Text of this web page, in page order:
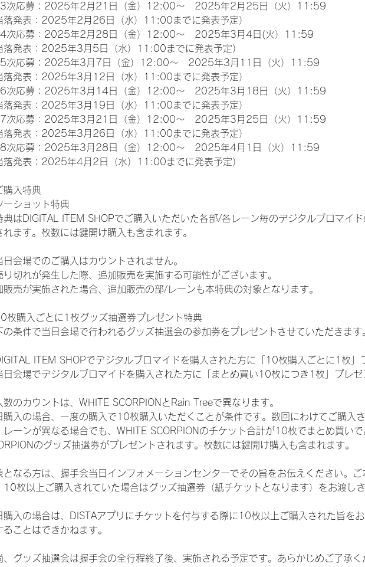
次応募：2025年2月21日（金）12:00～　2025年2月25日（火）11:59
落発表：2025年2月26日（水）11:00までに発表予定）
次応募：2025年2月28日（金）12:00～　2025年3月4日(火）11:59
落発表：2025年3月5日（水）11:00までに発表予定）
次応募：2025年3月7日（金）12:00～　2025年3月11日（火）11:59
落発表：2025年3月12日（水）11:00までに発表予定）
次応募：2025年3月14日（金）12:00～　2025年3月18日（火）11:59
落発表：2025年3月19日（水）11:00までに発表予定）
次応募：2025年3月21日（金）12:00～　2025年3月25日（火）11:59
落発表：2025年3月26日（水）11:00までに発表予定）
次応募：2025年3月28日（金）12:00～　2025年4月1日（火）11:59
落発表：2025年4月2日（水）11:00までに発表予定）
購入特典
ショット特典
典はDIGITAL ITEM SHOPでご購入いただいた各部/各レーン毎のデジタルブロマイ
れます。枚数には鍵開け購入も含まれます。
会場でのご購入はカウントされません。
切れが発生した際、追加販売を実施する可能性がございます。
販売が実施された場合、追加販売の部/レーンも本特典の対象となります。
購入ごとに1枚グッズ抽選券プレゼント特典
の条件で当日会場で行われるグッズ抽選会の参加券をプレゼントさせていただきます
ITEM SHOPでデジタルブロマイドを購入された方に「10枚購入ごとに1枚」
会場でデジタルブロマイドを購入された方に「まとめ買い10枚につき1枚」プレゼ
数のカウントは、WHITE SCORPIONとRain Treeで異なります。
購入の場合、一度の購入で10枚購入いただくことが条件です。数回にわけてご購入
レーンが異なる場合でも、WHITE SCORPIONのチケット合計が10枚でまとめ買い
のグッズ抽選券がプレゼントされます。枚数には鍵開け購入も含まれます。
となる方は、握手会当日インフォメーションセンターでその旨をお伝えください。
10枚以上ご購入されていた場合はグッズ抽選券（紙チケットとなります）をお渡しさ
購入の場合は、DISTAアプリにチケットを付与する際に10枚以上ご購入された旨を
ることはできかねます。
グッズ抽選会は握手会の全行程終了後、実施される予定です。あらかじめご了承く